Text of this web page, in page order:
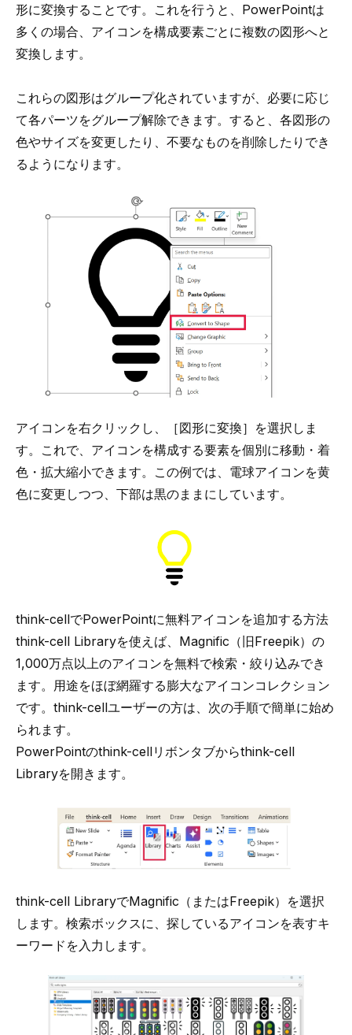
形に変換することです。これを行うと、PowerPointは
多くの場合、アイコンを構成要素ごとに複数の図形へと
変換します。
これらの図形はグループ化されていますが、必要に応じ
て各パーツをグループ解除できます。すると、各図形の
色やサイズを変更したり、不要なものを削除したりでき
るようになります。
アイコンを右クリックし、［図形に変換］を選択しま
す。これで、アイコンを構成する要素を個別に移動・着
色・拡大縮小できます。この例では、電球アイコンを黄
色に変更しつつ、下部は黒のままにしています。
think-cellでPowerPointに無料アイコンを追加する方法
think-cell Libraryを使えば、Magnific（旧Freepik）の
1,000万点以上のアイコンを無料で検索・絞り込みでき
ます。用途をほぼ網羅する膨大なアイコンコレクション
です。think-cellユーザーの方は、次の手順で簡単に始め
られます。
PowerPointのthink-cellリボンタブからthink-cell
Libraryを開きます。
think-cell LibraryでMagnific（またはFreepik）を選択
します。検索ボックスに、探しているアイコンを表すキ
ーワードを入力します。